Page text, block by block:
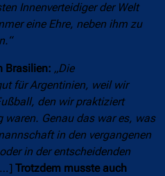
Innenverteidiger der Welt
eine Ehre, neben ihm zu
Brasilien: „Die
für Argentinien, weil wir
den wir praktiziert
Genau das war es, was
in den vergangenen
in der entscheidenden
Trotzdem musste auch